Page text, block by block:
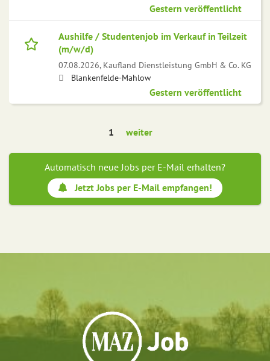
Gestern veröffentlicht
Aushilfe / Studentenjob im Verkauf in Teilzeit
(m/w/d)
07.08.2026, Kaufland Dienstleistung GmbH & Co. KG
Blankenfelde-Mahlow
Gestern veröffentlicht
1 weiter
Automatisch neue Jobs per E-Mail erhalten?
Jetzt Jobs per E-Mail empfangen!